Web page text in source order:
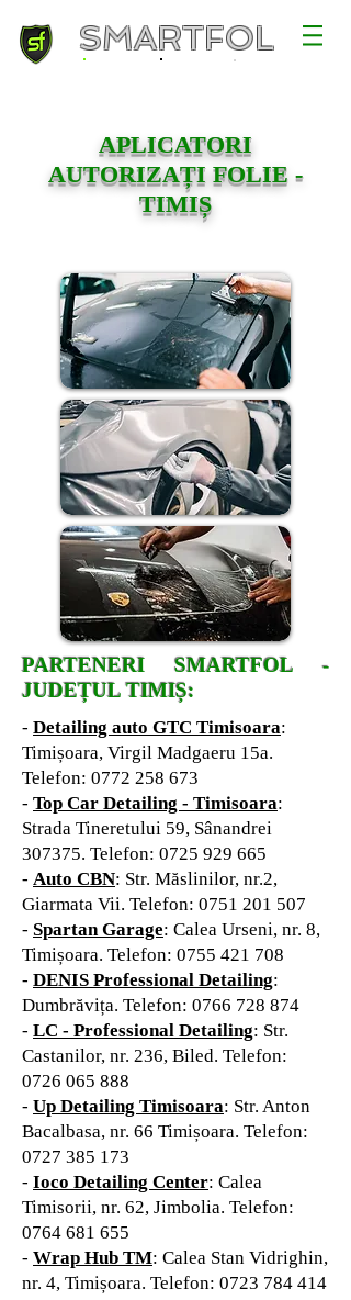
SMARTFOL
APLICATORI
AUTORIZAȚI FOLIE -
TIMIȘ
PARTENERI SMARTFOL -
JUDEȚUL TIMIȘ:
- Detailing auto GTC Timisoara:
Timișoara, Virgil Madgaeru 15a.
Telefon: 0772 258 673
- Top Car Detailing - Timisoara:
Strada Tineretului 59, Sânandrei
307375. Telefon: 0725 929 665
- Auto CBN: Str. Măslinilor, nr.2,
Giarmata Vii. Telefon: 0751 201 507
- Spartan Garage: Calea Urseni, nr. 8,
Timișoara. Telefon: 0755 421 708
- DENIS Professional Detailing:
Dumbrăvița. Telefon: 0766 728 874
- LC - Professional Detailing: Str.
Castanilor, nr. 236, Biled. Telefon:
0726 065 888
- Up Detailing Timisoara: Str. Anton
Bacalbasa, nr. 66 Timișoara. Telefon:
0727 385 173
- Ioco Detailing Center: Calea
Timisorii, nr. 62, Jimbolia. Telefon:
0764 681 655
- Wrap Hub TM: Calea Stan Vidrighin,
nr. 4, Timișoara. Telefon: 0723 784 414